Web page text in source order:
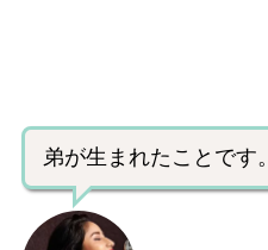
弟が生まれたことです。